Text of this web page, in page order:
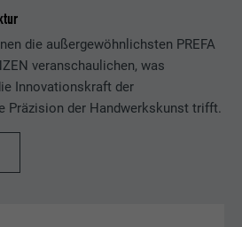
die außergewöhnlichsten PREFA
veranschaulichen, was
Innovationskraft der
Präzision der Handwerkskunst trifft.